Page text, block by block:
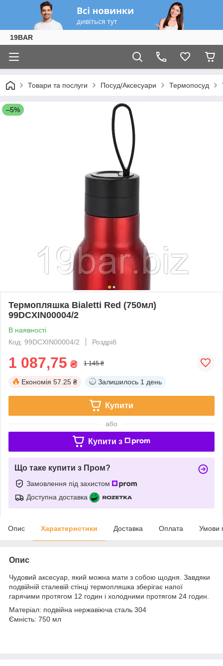
19BAR
Товари та послуги Посуд/Аксесуари Термопосуд
–5%
Термопляшка Bialetti Red (750мл)
99DCXIN00004/2
В наявності
Код: 99DCXIN00004/2
Роздріб
1 087,75 ₴ 1 145 ₴
Економія 57.25 ₴ Залишилось 1 день
Купити
або
Купити з
Що таке купити з Пром?
Замовлення під захистом
Доступна доставка
Опис Характеристики Доставка Оплата Умови
Опис
Чудовий аксесуар, який можна мати з собою щодня. Завдяки
подвійній сталевій стінці термопляшка зберігає напої
гарячими протягом 12 годин і холодними протягом 24 годин.
Матеріал: подвійна нержавіюча сталь 304
Ємність: 750 мл